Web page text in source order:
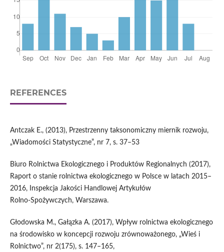
REFERENCES
Antczak E., (2013), Przestrzenny taksonomiczny miernik rozwoju,
„Wiadomości Statystyczne”, nr 7, s. 37–53
Biuro Rolnictwa Ekologicznego i Produktów Regionalnych (2017),
Raport o stanie rolnictwa ekologicznego w Polsce w latach 2015–
2016, Inspekcja Jakości Handlowej Artykułów
Rolno‑Spożywczych, Warszawa.
Głodowska M., Gałązka A. (2017), Wpływ rolnictwa ekologicznego
na środowisko w koncepcji rozwoju zrównoważonego, „Wieś i
Rolnictwo”, nr 2(175), s. 147–165,